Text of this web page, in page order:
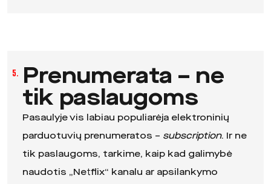
5. Prenumerata – ne
tik paslaugoms
Pasaulyje vis labiau populiarėja elektroninių
parduotuvių prenumeratos – subscription. Ir ne
tik paslaugoms, tarkime, kaip kad galimybė
naudotis „Netflix“ kanalu ar apsilankymo